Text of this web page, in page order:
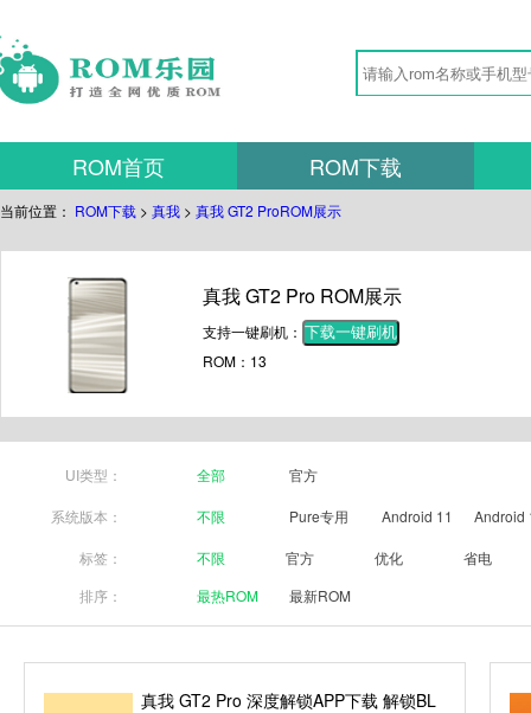
ROM首页 ROM下载
当前位置： ROM下载 > 真我 > 真我 GT2 ProROM展示
真我 GT2 Pro ROM展示
支持一键刷机： 下载一键刷机
ROM：13
UI类型： 全部 官方
系统版本： 不限 Pure专用 Android 11 Android
标签： 不限 官方 优化
省电
排序：
最热ROM 最新ROM
真我 GT2 Pro 深度解锁APP下载 解锁BL